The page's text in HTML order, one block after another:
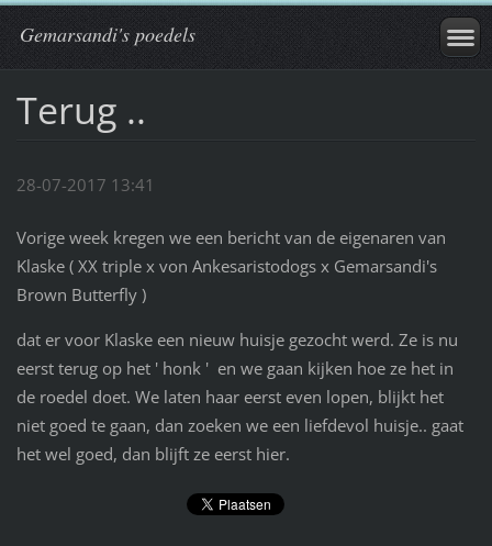
Gemarsandi's poedels
Terug ..
28-07-2017 13:41
Vorige week kregen we een bericht van de eigenaren van
Klaske ( XX triple x von Ankesaristodogs x Gemarsandi's
Brown Butterfly )
dat er voor Klaske een nieuw huisje gezocht werd. Ze is nu
eerst terug op het ' honk ' en we gaan kijken hoe ze het in
de roedel doet. We laten haar eerst even lopen, blijkt het
niet goed te gaan, dan zoeken we een liefdevol huisje.. gaat
het wel goed, dan blijft ze eerst hier.